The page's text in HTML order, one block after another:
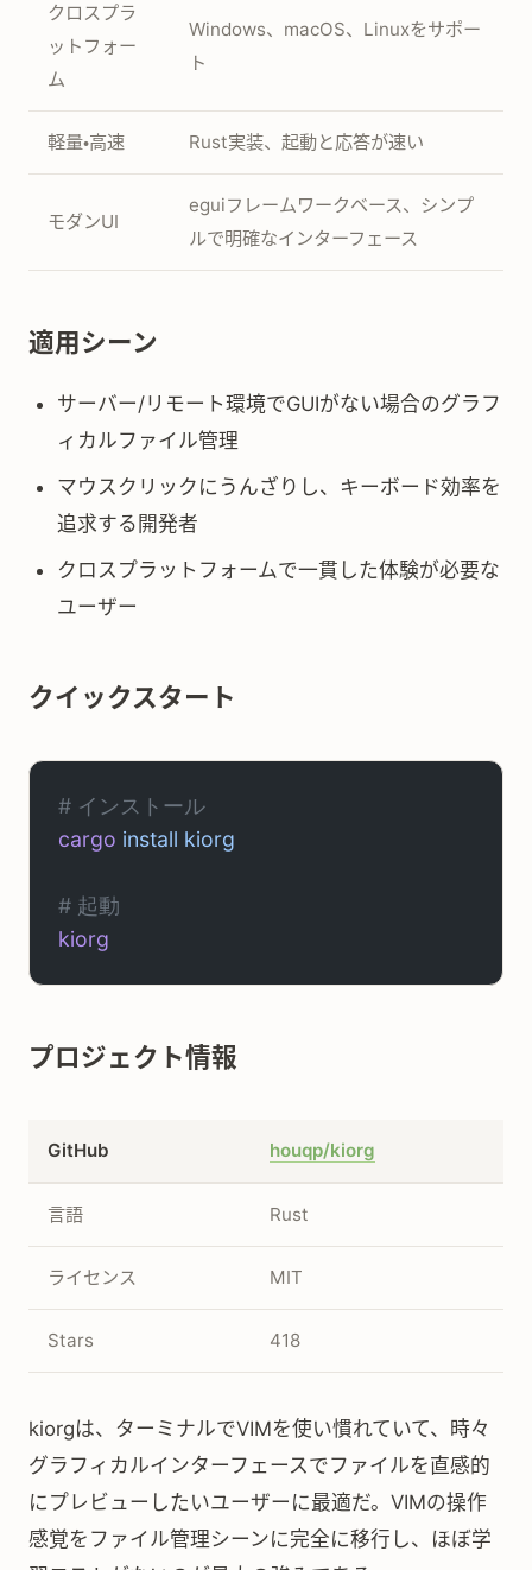
クロスプラ
ットフォー
ム
Windows、macOS、Linuxをサポー
ト
軽量・高速 Rust実装、起動と応答が速い
モダンUI
eguiフレームワークベース、シンプ
ルで明確なインターフェース
適用シーン
サーバー/リモート環境でGUIがない場合のグラフ
ィカルファイル管理
マウスクリックにうんざりし、キーボード効率を
追求する開発者
クロスプラットフォームで一貫した体験が必要な
ユーザー
クイックスタート
# インストール
cargo install kiorg
# 起動
kiorg
プロジェクト情報
GitHub houqp/kiorg
言語 Rust
ライセンス MIT
Stars 418
kiorgは、ターミナルでVIMを使い慣れていて、時々
グラフィカルインターフェースでファイルを直感的
にプレビューしたいユーザーに最適だ。VIMの操作
感覚をファイル管理シーンに完全に移行し、ほぼ学